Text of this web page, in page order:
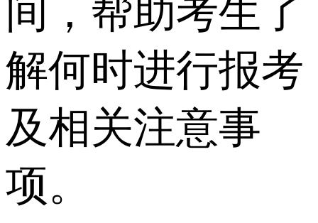
间，帮助考生了
解何时进行报考
及相关注意事
项。